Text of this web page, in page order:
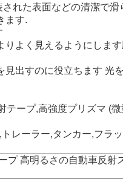
れた表面などの清潔で
ます.
よく見えるようにしま
出すのに役立ちます
ープ,高強度プリズマ (
レーラー,タンカー,フ
プ 高明るさの自動車反射